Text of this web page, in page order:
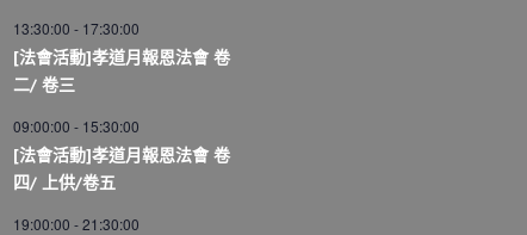
13:30:00 - 17:30:00
[法會活動]孝道月報恩法會 卷
二/ 卷三
09:00:00 - 15:30:00
[法會活動]孝道月報恩法會 卷
四/ 上供/卷五
19:00:00 -21:30:00